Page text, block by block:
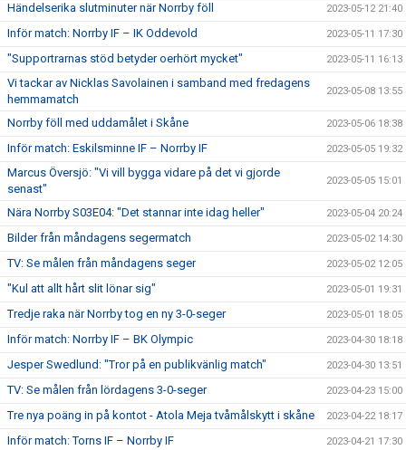
Händelserika slutminuter när Norrby föll 2023-05-12 21:40
Inför match: Norrby IF – IK Oddevold 2023-05-11 17:30
"Supportrarnas stöd betyder oerhört mycket" 2023-05-11 16:13
Vi tackar av Nicklas Savolainen i samband med fredagens
hemmamatch
2023-05-08 13:55
Norrby föll med uddamålet i Skåne 2023-05-06 18:38
Inför match: Eskilsminne IF – Norrby IF 2023-05-05 19:32
Marcus Översjö: "Vi vill bygga vidare på det vi gjorde
senast"
2023-05-05 15:01
Nära Norrby S03E04: "Det stannar inte idag heller" 2023-05-04 20:24
Bilder från måndagens segermatch 2023-05-02 14:30
TV: Se målen från måndagens seger 2023-05-02 12:05
"Kul att allt hårt slit lönar sig" 2023-05-01 19:31
Tredje raka när Norrby tog en ny 3-0-seger 2023-05-01 18:05
Inför match: Norrby IF – BK Olympic 2023-04-30 18:18
Jesper Swedlund: "Tror på en publikvänlig match" 2023-04-30 13:51
TV: Se målen från lördagens 3-0-seger 2023-04-23 15:00
Tre nya poäng in på kontot - Atola Meja tvåmålskytt i skåne 2023-04-22 18:17
Inför match: Torns IF – Norrby IF 2023-04-21 17:30